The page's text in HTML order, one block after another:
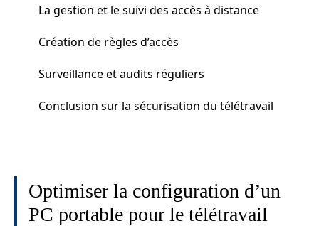
La gestion et le suivi des accès à distance
Création de règles d’accès
Surveillance et audits réguliers
Conclusion sur la sécurisation du télétravail
Optimiser la configuration d’un
PC portable pour le télétravail